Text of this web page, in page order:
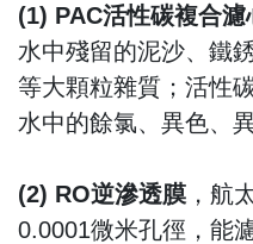
(1) PAC活性碳複合濾
水中殘留的泥沙、鐵
等大顆粒雜質；活性
水中的餘氯、異色、
(2) RO逆滲透膜 ，航
0.0001微米孔徑，能